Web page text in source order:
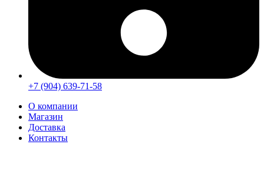
+7 (904) 639-71-58
О компании
Магазин
Доставка
Контакты